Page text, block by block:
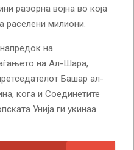
разорна војна во која
раселени милиони.
на
на Ал-Шара,
Башар ал-
кога и Соединетите
Унија ги укинаа